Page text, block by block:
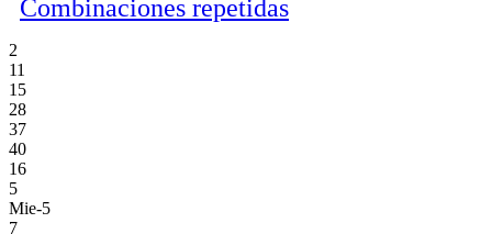
Combinaciones repetidas
2
11
15
28
37
40
16
5
Mie-5
7